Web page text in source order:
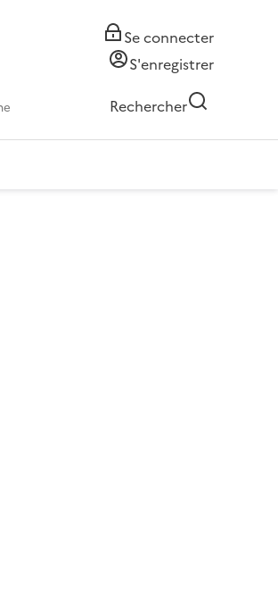
Se connecter
S'enregistrer
Rechercher